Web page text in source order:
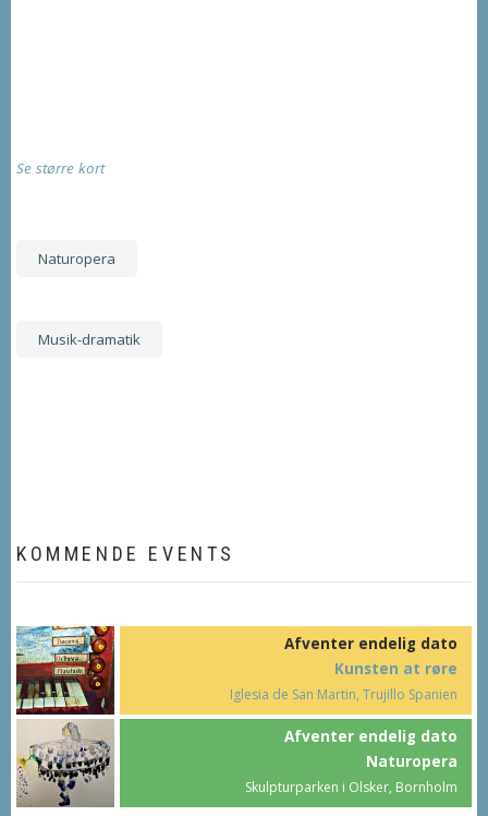
Se større kort
Naturopera
Musik-dramatik
KOMMENDE EVENTS
Afventer endelig dato
Kunsten at røre
Iglesia de San Martin, Trujillo Spanien
Afventer endelig dato
Naturopera
Skulpturparken i Olsker, Bornholm